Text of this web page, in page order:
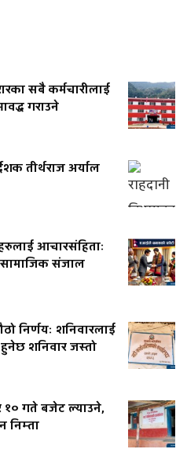
सबै कर्मचारीलाई
गराउने
तीर्थराज अर्याल
आचारसंहिताः
सामाजिक संजाल
निर्णयः शनिवारलाई
शनिवार जस्तो
गते बजेट ल्याउने,
निम्ता